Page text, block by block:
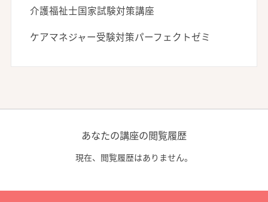
介護福祉士国家試験対策講座
ケアマネジャー受験対策パーフェクトゼミ
あなたの講座の閲覧履歴
現在、閲覧履歴はありません。